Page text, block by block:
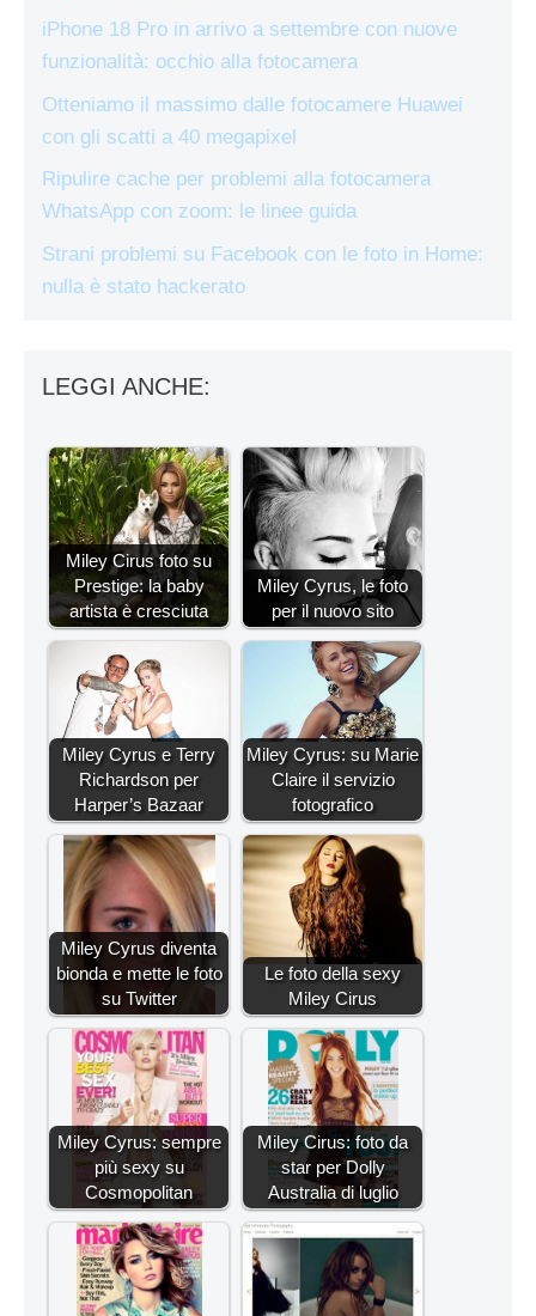
iPhone 18 Pro in arrivo a settembre con nuove
funzionalità: occhio alla fotocamera
Otteniamo il massimo dalle fotocamere Huawei
con gli scatti a 40 megapixel
Ripulire cache per problemi alla fotocamera
WhatsApp con zoom: le linee guida
Strani problemi su Facebook con le foto in Home:
nulla è stato hackerato
LEGGI ANCHE:
Miley Cirus foto su
Prestige: la baby
artista è cresciuta
Miley Cyrus, le foto
per il nuovo sito
Miley Cyrus e Terry
Richardson per
Harper’s Bazaar
Miley Cyrus: su Marie
Claire il servizio
fotografico
Miley Cyrus diventa
bionda e mette le foto
su Twitter
Le foto della sexy
Miley Cirus
Miley Cyrus: sempre
più sexy su
Cosmopolitan
Miley Cirus: foto da
star per Dolly
Australia di luglio